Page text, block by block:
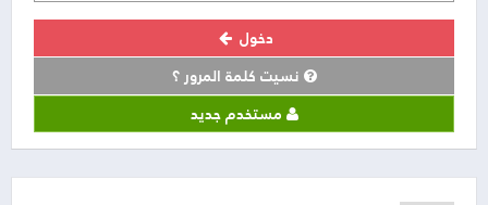
دخول
نسيت كلمة المرور ؟
مستخدم جديد